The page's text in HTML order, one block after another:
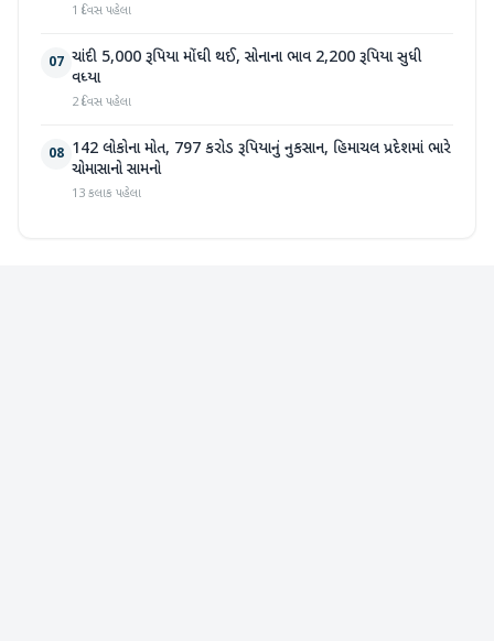
1 દિવસ પહેલા
07 ચાંદી 5,000 રૂપિયા મોંઘી થઈ, સોનાના ભાવ 2,200 રૂપિયા સુધી
વધ્યા
2 દિવસ પહેલા
08 142 લોકોના મોત, 797 કરોડ રૂપિયાનું નુકસાન, હિમાચલ પ્રદેશમાં ભારે
ચોમાસાનો સામનો
13 કલાક પહેલા